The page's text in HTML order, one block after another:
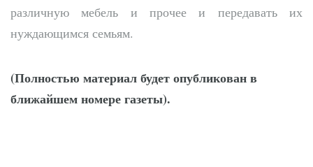
различную мебель и прочее и передавать их
нуждающимся семьям.
(Полностью материал будет опубликован в
ближайшем номере газеты).